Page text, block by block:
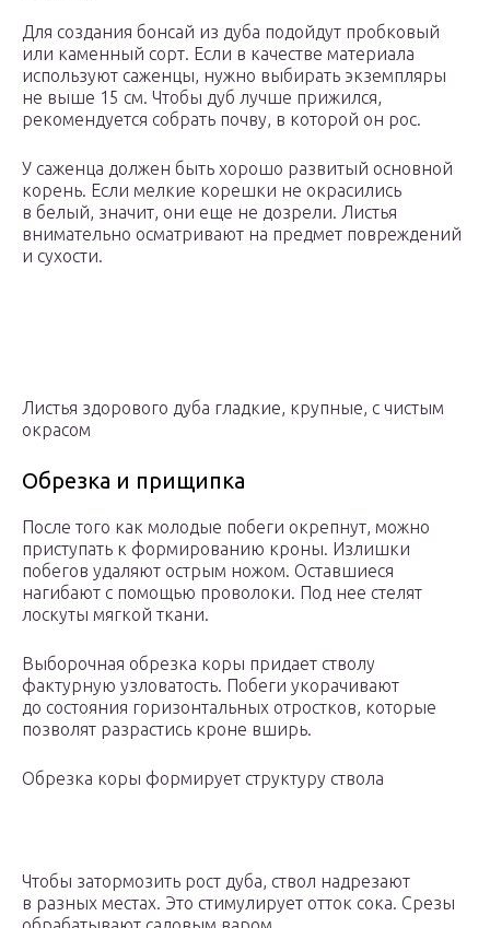
Для создания бонсай из дуба подойдут пробковый
или каменный сорт. Если в качестве материала
используют саженцы, нужно выбирать экземпляры
не выше 15 см. Чтобы дуб лучше прижился,
рекомендуется собрать почву, в которой он рос.
У саженца должен быть хорошо развитый основной
корень. Если мелкие корешки не окрасились
в белый, значит, они еще не дозрели. Листья
внимательно осматривают на предмет повреждений
и сухости.
Листья здорового дуба гладкие, крупные, с чистым
окрасом
Обрезка и прищипка
После того как молодые побеги окрепнут, можно
приступать к формированию кроны. Излишки
побегов удаляют острым ножом. Оставшиеся
нагибают с помощью проволоки. Под нее стелят
лоскуты мягкой ткани.
Выборочная обрезка коры придает стволу
фактурную узловатость. Побеги укорачивают
до состояния горизонтальных отростков, которые
позволят разрастись кроне вширь.
Обрезка коры формирует структуру ствола
Чтобы затормозить рост дуба, ствол надрезают
в разных местах. Это стимулирует отток сока. Срезы